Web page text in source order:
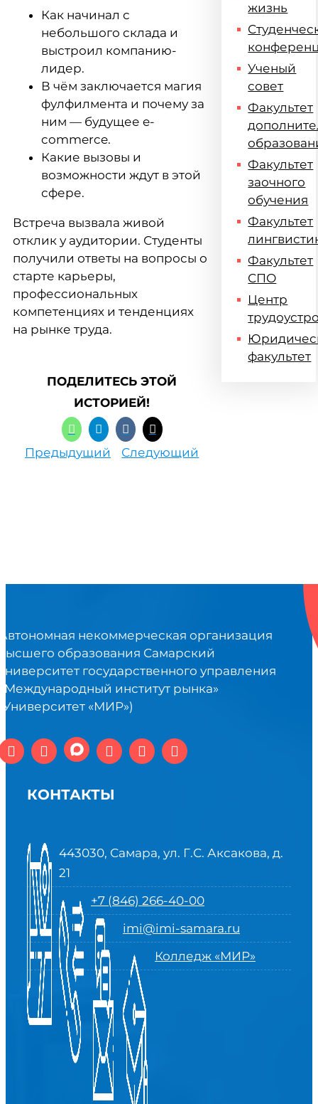
Как начинал с
небольшого склада и
выстроил компанию-
лидер.
В чём заключается магия
фулфилмента и почему за
ним — будущее e-
commerce.
Какие вызовы и
возможности ждут в этой
сфере.
Встреча вызвала живой
отклик у аудитории. Студенты
получили ответы на вопросы о
старте карьеры,
профессиональных
компетенциях и тенденциях
на рынке труда.
ПОДЕЛИТЕСЬ ЭТОЙ
ИСТОРИЕЙ!
Предыдущий Следующий
жизнь
Ученый
совет
Факультет
Факультет
заочного
обучения
Факультет
Факультет
СПО
Центр
факультет
некоммерческая организация
образования Самарский
государственного управления
институт рынка»
«МИР»)
КОНТАКТЫ
443030, Самара, ул. Г.С. Аксакова, д.
21
+7 (846) 266-40-00
imi@imi-samara.ru
Колледж «МИР»